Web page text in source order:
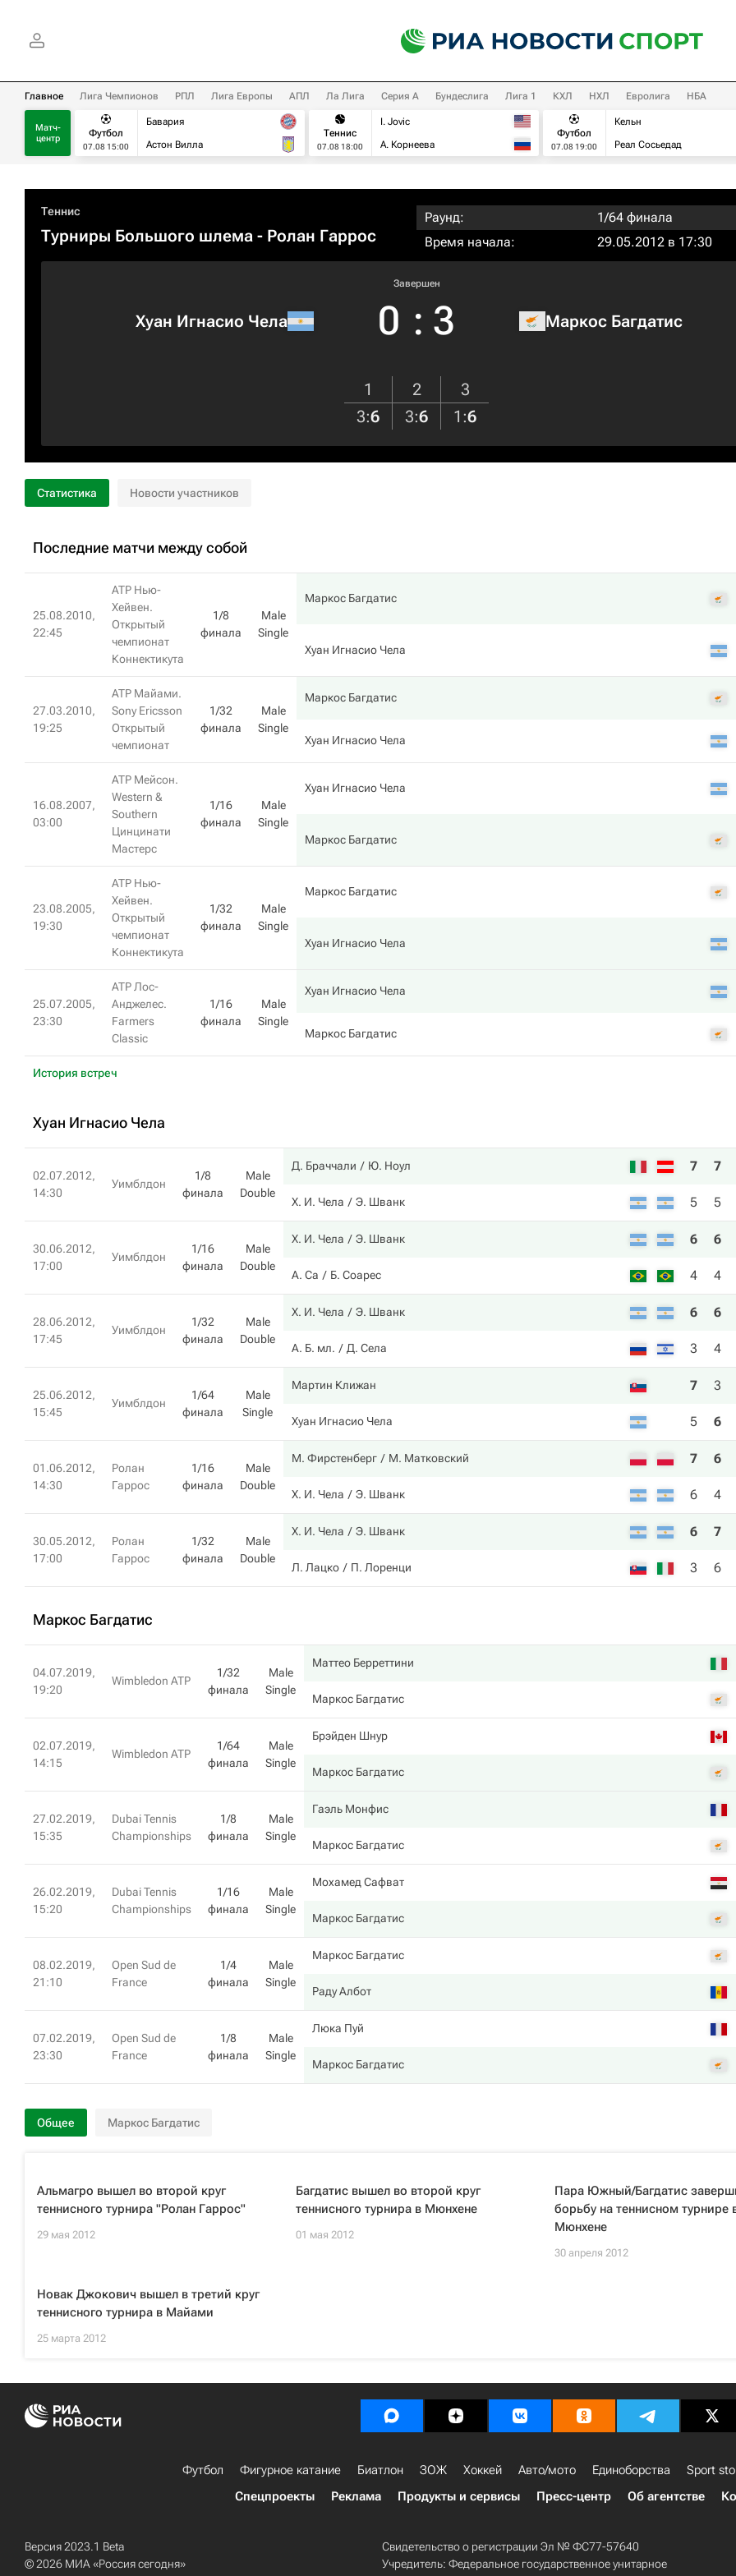
Главное Лига Чемпионов РПЛ Лига Европы АПЛ Ла Лига Серия А Бундеслига Лига 1 КХЛ НХЛ Евролига НБА
Матч-
центр
Футбол
07.08 15:00
Бавария
Астон Вилла
Теннис
07.08 18:00
I. Jovic
А. Корнеева
Футбол
07.08 19:00
Кельн
Реал Сосьедад
Теннис
Турниры Большого шлема - Ролан Гаррос
Раунд:
1/64 финала
Время начала:
29.05.2012 в 17:30
Хуан Игнасио Чела
Завершен
0 : 3 Маркос Багдатис
1 2
3
3:6 3:6 1 :6
Статистика Новости участников
Последние матчи между собой
25.08.2010,
22:45
ATP Нью-
Хейвен.
Открытый
чемпионат
Коннектикута
1/8
финала
Male
Single
Маркос Багдатис
Хуан Игнасио Чела
27.03.2010,
19:25
ATP Майами.
Sony Ericsson
Открытый
чемпионат
1/32
финала
Male
Single
Маркос Багдатис
Хуан Игнасио Чела
16.08.2007,
03:00
ATP Мейсон.
Western &
Southern
Цинцинати
Мастерс
1/16
финала
Male
Single
Хуан Игнасио Чела
Маркос Багдатис
23.08.2005,
19:30
ATP Нью-
Хейвен.
Открытый
чемпионат
Коннектикута
1/32
финала
Male
Single
Маркос Багдатис
Хуан Игнасио Чела
25.07.2005,
23:30
ATP Лос-
Анджелес.
Farmers
Classic
1/16
финала
Male
Single
Хуан Игнасио Чела
Маркос Багдатис
История встреч
Хуан Игнасио Чела
02.07.2012,
14:30
Уимблдон
1/8
финала
Male
Double
Д. Браччали Ю. Ноул 7 7
Х. И. Чела Э. Шванк 5 5
30.06.2012,
17:00
Уимблдон
1/16
финала
Male
Double
Х. И. Чела Э. Шванк 6 6
А. Са Б. Соарес 4 4
28.06.2012,
17:45
Уимблдон
1/32
финала
Male
Double
Х. И. Чела Э. Шванк 6 6
А. Б. мл. Д. Села 3 4
25.06.2012,
15:45
Уимблдон
1/64
финала
Male
Single
Мартин Клижан 7 3
Хуан Игнасио Чела 5 6
01.06.2012,
14:30
Ролан
Гаррос
1/16
финала
Male
Double
М. Фирстенберг М. Матковский 7 6
Х. И. Чела Э. Шванк 6 4
30.05.2012,
17:00
Ролан
Гаррос
1/32
финала
Male
Double
Х. И. Чела Э. Шванк 6 7
Л. Лацко П. Лоренци 3 6
Маркос Багдатис
04.07.2019,
19:20
Wimbledon ATP
1/32
финала
Male
Single
Маттео Берреттини
Маркос Багдатис
02.07.2019,
14:15
Wimbledon ATP
1/64
финала
Male
Single
Брэйден Шнур
Маркос Багдатис
27.02.2019,
15:35
Dubai Tennis
Championships
1/8
финала
Male
Single
Гаэль Монфис
Маркос Багдатис
26.02.2019,
15:20
Dubai Tennis
Championships
1/16
финала
Male
Single
Мохамед Сафват
Маркос Багдатис
08.02.2019,
21:10
Open Sud de
France
1/4
финала
Male
Single
Маркос Багдатис
Раду Албот
07.02.2019,
23:30
Open Sud de
France
1/8
финала
Male
Single
Люка Пуй
Маркос Багдатис
Общее Маркос Багдатис
Альмагро вышел во второй круг
теннисного турнира "Ролан Гаррос"
29 мая 2012
Багдатис вышел во второй круг
теннисного турнира в Мюнхене
01 мая 2012
Пара Южный/Багдатис
борьбу на теннисном турнире
Мюнхене
30 апреля 2012
Новак Джокович вышел в третий круг
теннисного турнира в Майами
25 марта 2012
Футбол Фигурное катание Биатлон ЗОЖ Хоккей Авто/мото Единоборства Sport
Спецпроекты
Реклама Продукты и сервисы Пресс-центр Об агентстве
Версия 2023.1 Beta
© 2026 МИА «Россия сегодня»
Свидетельство о регистрации Эл № ФС77-57640
Учредитель: Федеральное государственное унитарное